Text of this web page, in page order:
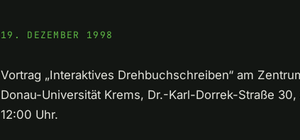
19. DEZEMBER 1998
Vortrag „Interaktives Drehbuchschreiben“ am
Donau-Universität Krems, Dr.-Karl-Dorrek-Straße
12:00 Uhr.